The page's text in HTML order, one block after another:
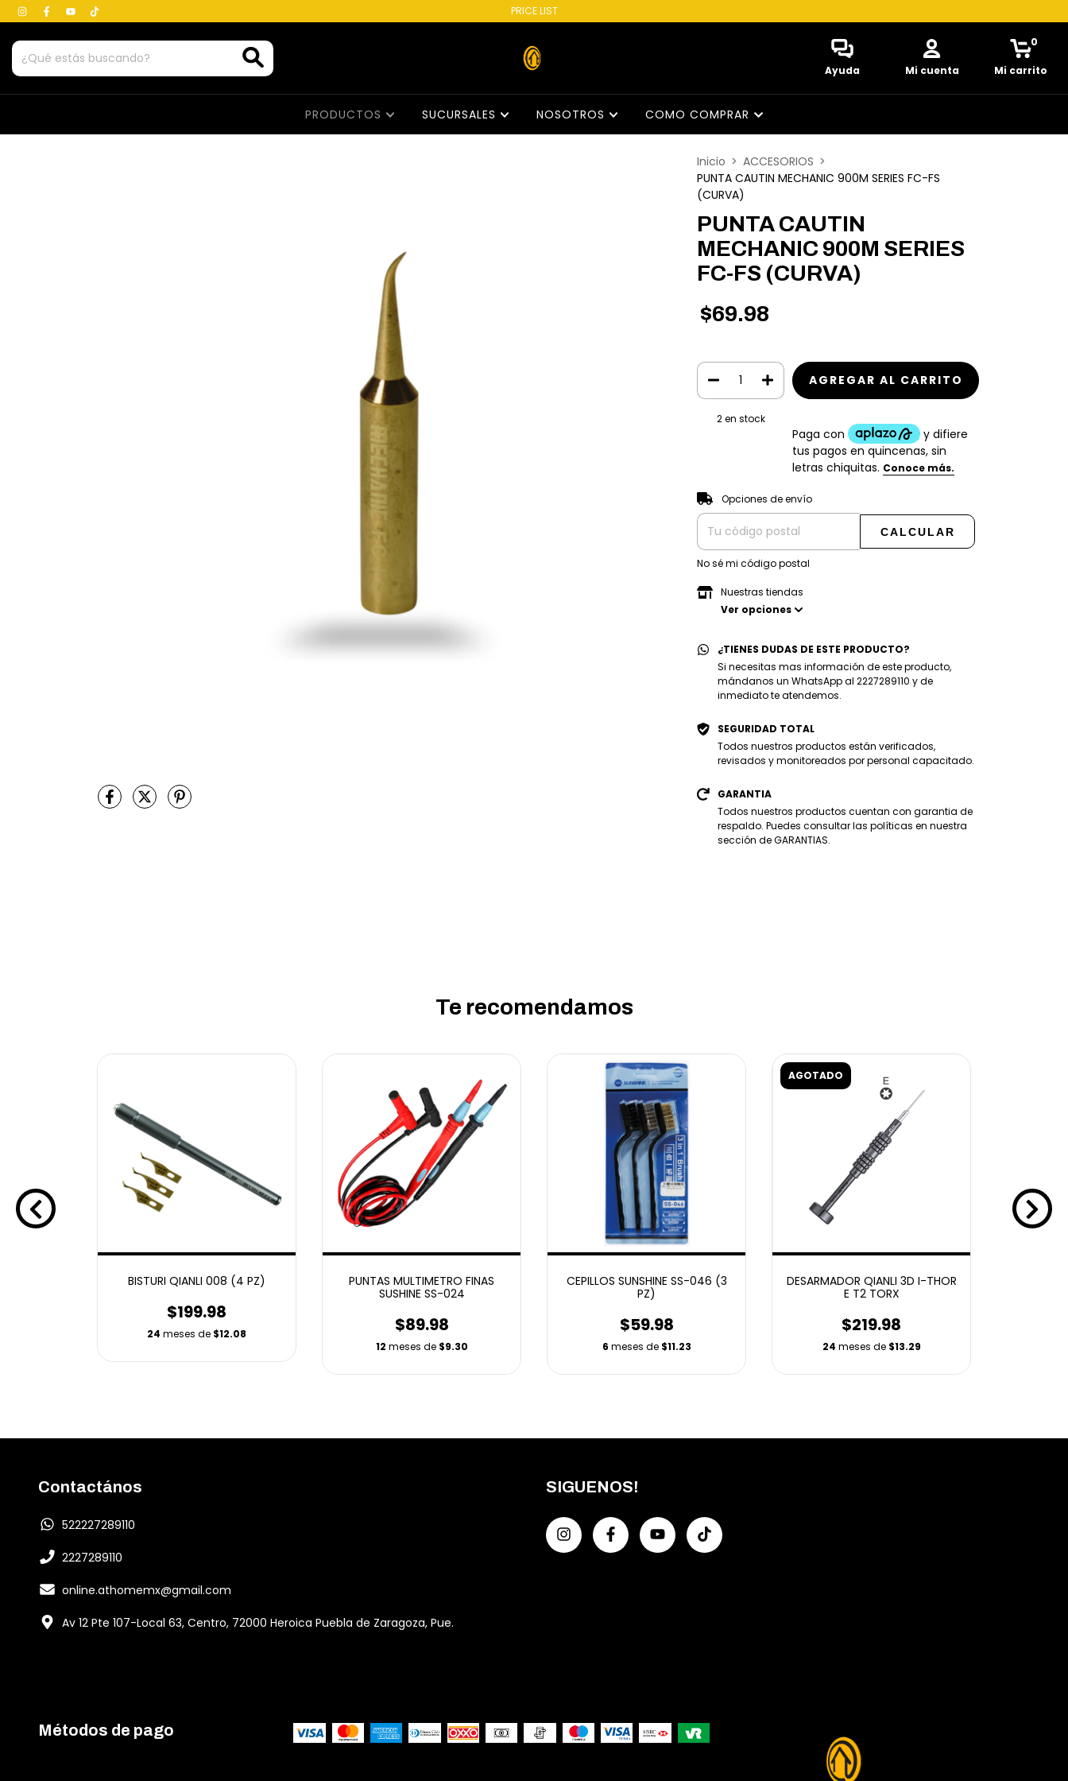
PRICE LIST
Ayuda Mi cuenta Mi carrito
0
PRODUCTOS SUCURSALES NOSOTROS COMO COMPRAR
Inicio > ACCESORIOS >
PUNTA CAUTIN MECHANIC 900M SERIES FC-FS
(CURVA)
PUNTA CAUTIN
MECHANIC 900M SERIES
FC-FS (CURVA)
$69.98
2en stock
Entregas para el CP:
Opciones de envío
CALCULAR
No sé mi código postal
Nuestras tiendas
Ver opciones
¿TIENES DUDAS DE ESTE PRODUCTO?
Si necesitas mas información de este producto,
mándanos un WhatsApp al 2227289110 y de
inmediato te atendemos.
SEGURIDAD TOTAL
Todos nuestros productos están verificados,
revisados y monitoreados por personal capacitado.
GARANTIA
Todos nuestros productos cuentan con garantia de
respaldo. Puedes consultar las políticas en nuestra
sección de GARANTIAS.
Te recomendamos
BISTURI QIANLI 008 (4 PZ)
$199.98
24 meses de $12.08
PUNTAS MULTIMETRO FINAS
SUSHINE SS-024
$89.98
12 meses de $9.30
CEPILLOS SUNSHINE SS-046 (3
PZ)
$59.98
6 meses de $11.23
AGOTADO
DESARMADOR QIANLI 3D I-THOR
E T2 TORX
$219.98
24 meses de $13.29
Contactános
522227289110
2227289110
online.athomemx@gmail.com
Av 12 Pte 107-Local 63, Centro, 72000 Heroica Puebla de Zaragoza, Pue.
SIGUENOS!
Métodos de pago